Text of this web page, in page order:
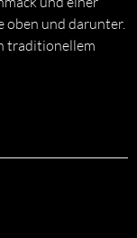
oben und darunter.
traditionellem